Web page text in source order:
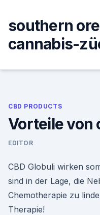
content
southern
cannabis-
CBD PRODUCTS
Vorteile von
EDITOR
CBD Globuli wirken
sind in der Lage, die
Chemotherapie zu
Therapie!